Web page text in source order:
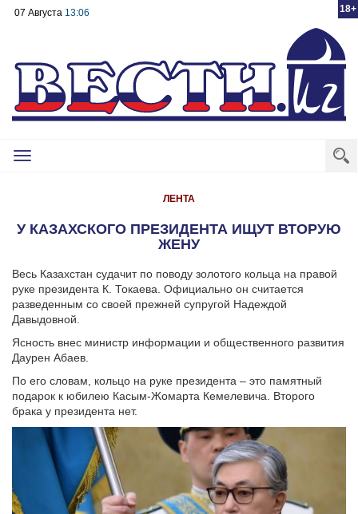
18+
07 Августа 13:06
Toggle
ЛЕНТА
У КАЗАХСКОГО ПРЕЗИДЕНТА ИЩУТ ВТОРУЮ
ЖЕНУ
Весь Казахстан судачит по поводу золотого кольца на правой
руке президента К. Токаева. Официально он считается
разведенным со своей прежней супругой Надеждой
Давыдовной.
Ясность внес министр информации и общественного развития
Даурен Абаев.
По его словам, кольцо на руке президента – это памятный
подарок к юбилею Касым-Жомарта Кемелевича. Второго
брака у президента нет.